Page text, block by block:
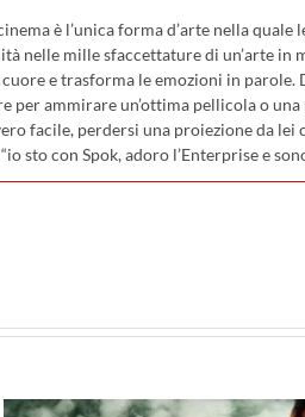
è l’unica forma d’arte nella
nelle mille sfaccettature di un’arte
e trasforma le emozioni in
per ammirare un’ottima pellicola o
facile, perdersi una proiezione da
sto con Spok, adoro l’Enterprise e